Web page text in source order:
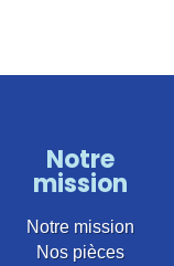
Notre
mission
Notre mission
Nos pièces